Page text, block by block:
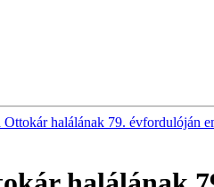
Ottokár halálának 79. évfordulóján